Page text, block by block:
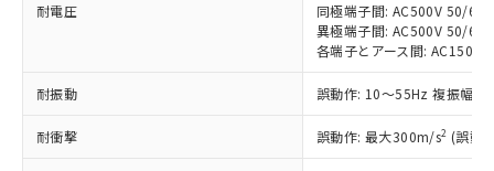
耐電圧
同極端子間: AC500V 50/
異極端子間: AC500V 50/
各端子とアース間:
耐振動 誤動作: 10～55Hz 複振幅
耐衝撃 誤動作: 最大300m/s2 (誤動
以下の条件をお読みいただき、同意のうえ
対応予定：EU RoHS指令（10物質）の非含
有に対応した製品に切り替える予定のある
対応予定なし：EU RoHS指令（10物質）の
非含有に非対応の商品で、対応品を出す予